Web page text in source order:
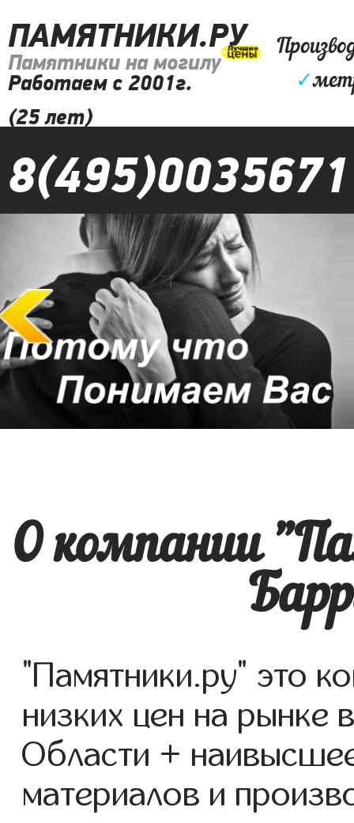
ПАМЯТНИКИ.РУ
Памятники на могилу
Работаем с 2001г.
(25 лет)
✓
8(495)0035671
О компании
"Памятники.ру" это
низких цен на рынке
Области +
материалов и